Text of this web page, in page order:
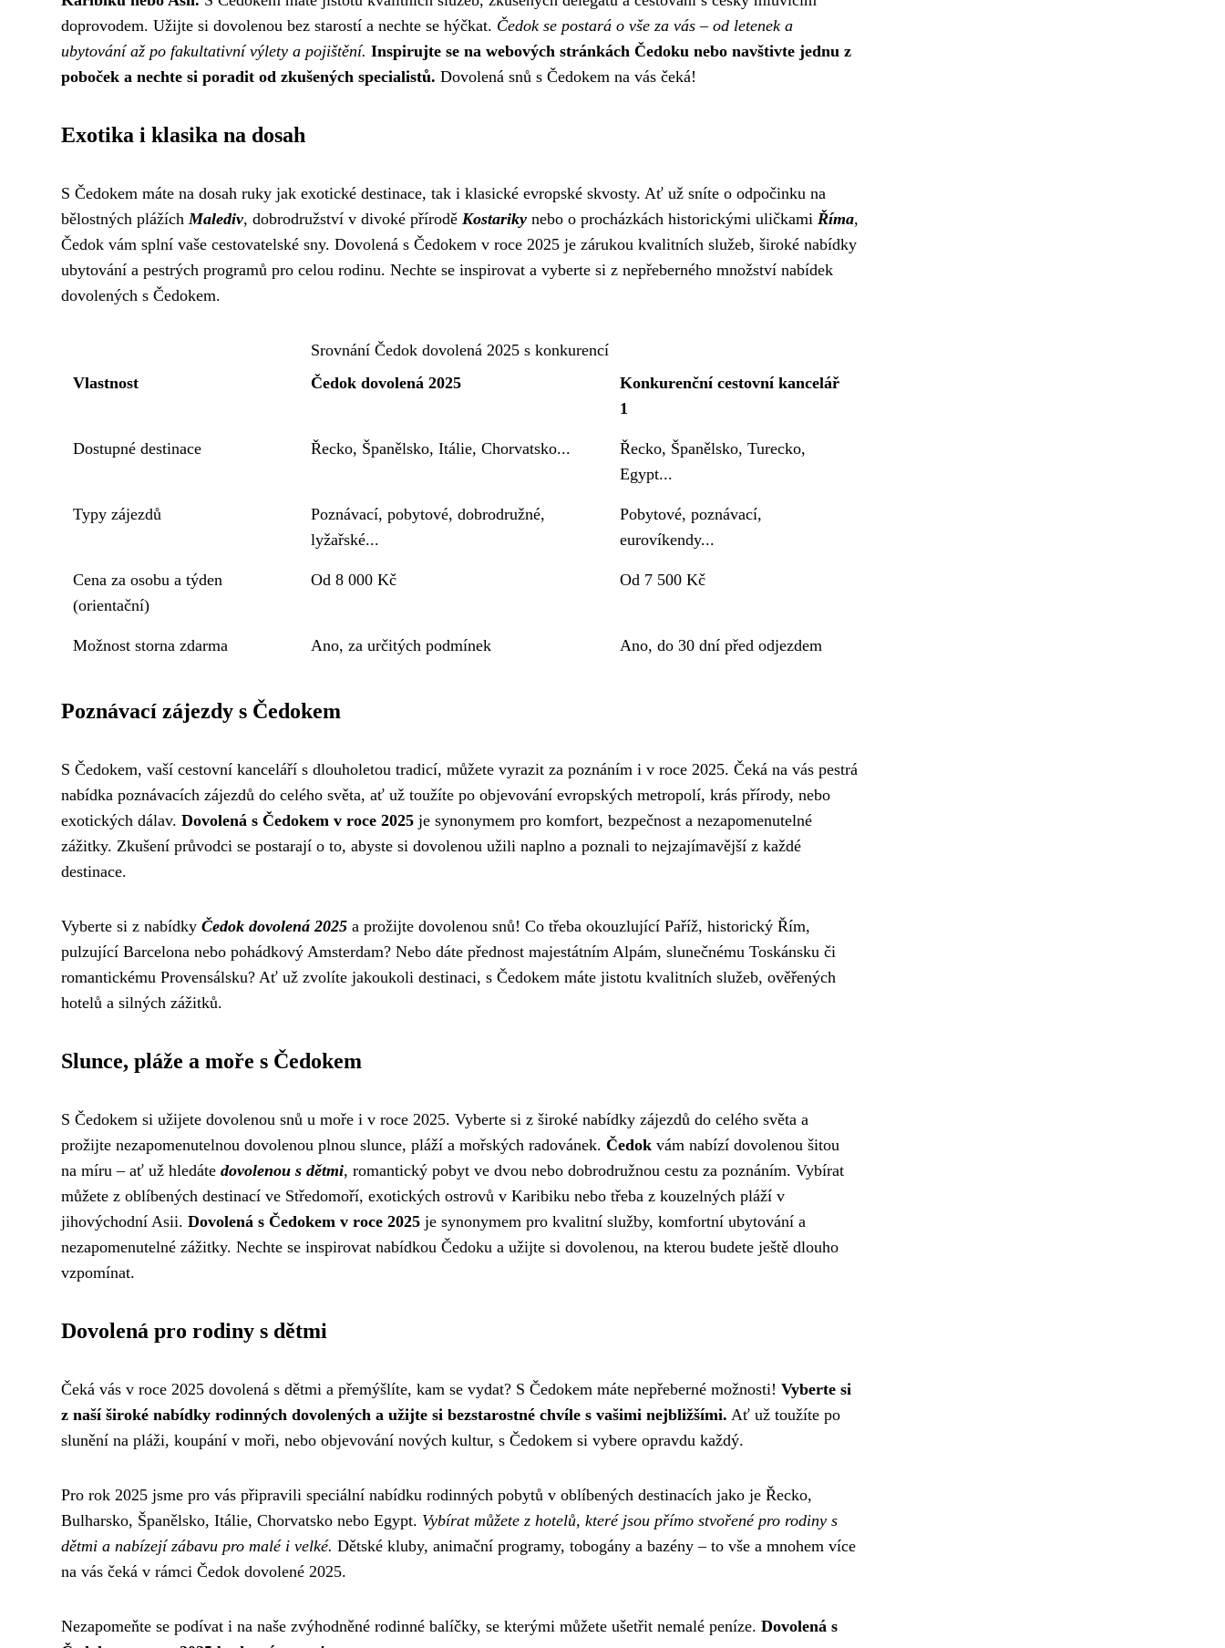
doprovodem. Užijte si dovolenou bez starostí a nechte se hýčkat. Čedok se postará o vše za vás – od letenek a
ubytování až po fakultativní výlety a pojištění. Inspirujte se na webových stránkách Čedoku nebo navštivte jednu z
poboček a nechte si poradit od zkušených specialistů. Dovolená snů s Čedokem na vás čeká!
Exotika i klasika na dosah
S Čedokem máte na dosah ruky jak exotické destinace, tak i klasické evropské skvosty. Ať už sníte o odpočinku na
bělostných plážíchMalediv, dobrodružství v divoké přírodě Kostariky nebo o procházkách historickými uličkami Říma,
Čedok vám splní vaše cestovatelské sny. Dovolená s Čedokem v roce 2025 je zárukou kvalitních služeb, široké nabídky
ubytování a pestrých programů pro celou rodinu. Nechte se inspirovat a vyberte si z nepřeberného množství nabídek
dovolených s Čedokem.
Srovnání Čedok dovolená 2025 s konkurencí
Vlastnost
Čedok dovolená 2025
Konkurenční cestovní kancelář
1
Dostupné destinace Řecko, Španělsko, Itálie, Chorvatsko...
Řecko, Španělsko, Turecko,
Egypt...
Typy zájezdů
Poznávací, pobytové, dobrodružné,
lyžařské...
Pobytové, poznávací,
eurovíkendy...
Cena za osobu a týden
(orientační)
Od 8 000 Kč Od 7 500 Kč
Možnost storna zdarma Ano, za určitých podmínek Ano, do 30 dní před odjezdem
Poznávací zájezdy s Čedokem
S Čedokem, vaší cestovní kanceláří s dlouholetou tradicí, můžete vyrazit za poznáním i v roce 2025. Čeká na vás pestrá
nabídka poznávacích zájezdů do celého světa, ať už toužíte po objevování evropských metropolí, krás přírody, nebo
exotických dálav. Dovolená s Čedokem v roce 2025 je synonymem pro komfort, bezpečnost a nezapomenutelné
zážitky. Zkušení průvodci se postarají o to, abyste si dovolenou užili naplno a poznali to nejzajímavější z každé
destinace.
Vyberte si z nabídky Čedok dovolená 2025 a prožijte dovolenou snů! Co třeba okouzlující Paříž, historický Řím,
pulzující Barcelona nebo pohádkový Amsterdam? Nebo dáte přednost majestátním Alpám, slunečnému Toskánsku či
romantickému Provensálsku? Ať už zvolíte jakoukoli destinaci, s Čedokem máte jistotu kvalitních služeb, ověřených
hotelů a silných zážitků.
Slunce, pláže a moře s Čedokem
S Čedokem si užijete dovolenou snů u moře i v roce 2025. Vyberte si z široké nabídky zájezdů do celého světa a
prožijte nezapomenutelnou dovolenou plnou slunce, pláží a mořských radovánek. Čedok vám nabízí dovolenou šitou
na míru – ať už hledáte dovolenou s dětmi, romantický pobyt ve dvou nebo dobrodružnou cestu za poznáním. Vybírat
můžete z oblíbených destinací ve Středomoří, exotických ostrovů v Karibiku nebo třeba z kouzelných pláží v
jihovýchodní Asii. Dovolená s Čedokem v roce 2025 je synonymem pro kvalitní služby, komfortní ubytování a
nezapomenutelné zážitky. Nechte se inspirovat nabídkou Čedoku a užijte si dovolenou, na kterou budete ještě dlouho
vzpomínat.
Dovolená pro rodiny s dětmi
Čeká vás v roce 2025 dovolená s dětmi a přemýšlíte, kam se vydat? S Čedokem máte nepřeberné možnosti! Vyberte si
z naší široké nabídky rodinných dovolených a užijte si bezstarostné chvíle s vašimi nejbližšími. Ať už toužíte po
slunění na pláži, koupání v moři, nebo objevování nových kultur, s Čedokem si vybere opravdu každý.
Pro rok 2025 jsme pro vás připravili speciální nabídku rodinných pobytů v oblíbených destinacích jako je Řecko,
Bulharsko, Španělsko, Itálie, Chorvatsko nebo Egypt. Vybírat můžete z hotelů, které jsou přímo stvořené pro rodiny s
dětmi a nabízejí zábavu pro malé i velké. Dětské kluby, animační programy, tobogány a bazény – to vše a mnohem více
na vás čeká v rámci Čedok dovolené 2025.
Nezapomeňte se podívat i na naše zvýhodněné rodinné balíčky, se kterými můžete ušetřit nemalé peníze. Dovolená s